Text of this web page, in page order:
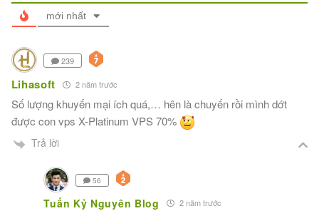
mới nhất
239
Lihasoft 2 năm trước
Số lượng khuyến mại ích quá,… hên là chuyến rồi mình dớt
được con vps X-Platinum VPS 70%
Trả lời
56
Tuấn Kỷ Nguyên Blog 2 năm trước